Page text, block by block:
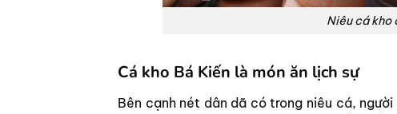
Niêu cá kho
Cá kho Bá Kiến là món ăn lịch sự
Bên cạnh nét dân dã có trong niêu cá,